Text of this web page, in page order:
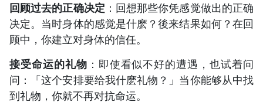
回顾过去的正确决定 ：回想那些你凭感觉做出的正确
决定。当时身体的感觉是什麽？後来结果如何？在回
顾中，你建立对身体的信任。
接受命运的礼物 ：即使看似不好的遭遇，也试着问
问：「这个安排要给我什麽礼物？」当你能够从中找
到礼物，你就不再对抗命运。